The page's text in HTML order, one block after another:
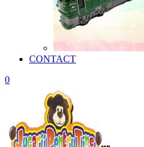
CONTACT
0